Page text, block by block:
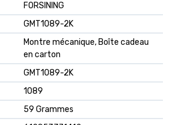
FORSINING
GMT1089-2K
Montre mécanique, Boîte cadeau
en carton
GMT1089-2K
1089
59 Grammes